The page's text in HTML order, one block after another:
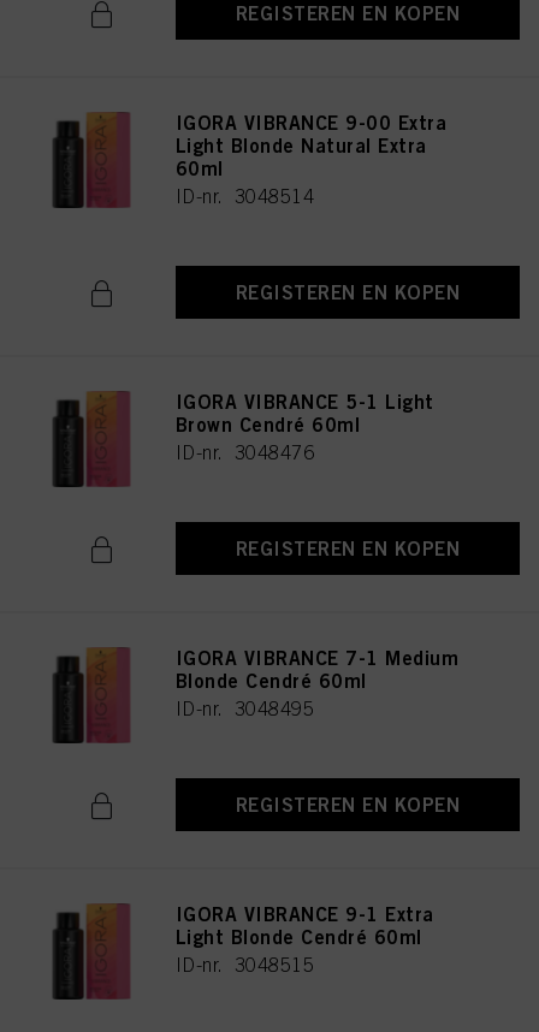
REGISTEREN EN KOPEN
IGORA VIBRANCE 9-00 Extra
Light Blonde Natural Extra
60ml
ID-nr. 3048514
REGISTEREN EN KOPEN
IGORA VIBRANCE 5-1 Light
Brown Cendré 60ml
ID-nr. 3048476
REGISTEREN EN KOPEN
IGORA VIBRANCE 7-1 Medium
Blonde Cendré 60ml
ID-nr. 3048495
REGISTEREN EN KOPEN
IGORA VIBRANCE 9-1 Extra
Light Blonde Cendré 60ml
ID-nr. 3048515